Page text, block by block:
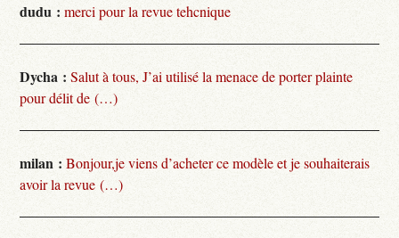
dudu : merci pour la revue tehcnique
Dycha : Salut à tous, J’ai utilisé la menace de porter plainte
pour délit de (…)
milan : Bonjour,je viens d’acheter ce modèle et je souhaiterais
avoir la revue (…)